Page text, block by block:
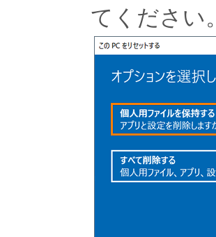
てください。